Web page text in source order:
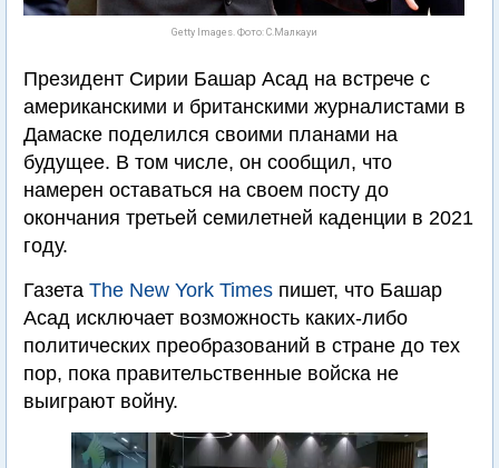
Getty Images. Фото: С.Малкауи
Президент Сирии Башар Асад на встрече с
американскими и британскими журналистами в
Дамаске поделился своими планами на
будущее. В том числе, он сообщил, что
намерен оставаться на своем посту до
окончания третьей семилетней каденции в 2021
году.
Газета The New York Times пишет, что Башар
Асад исключает возможность каких-либо
политических преобразований в стране до тех
пор, пока правительственные войска не
выиграют войну.